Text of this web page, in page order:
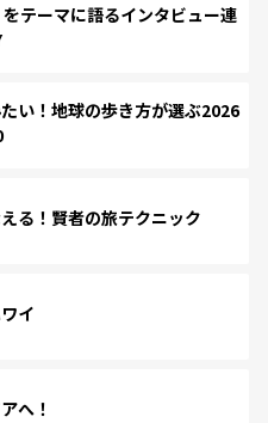
テーマに語るインタビュー連
い！地球の歩き方が選ぶ2026
る！賢者の旅テクニック
イ
へ！